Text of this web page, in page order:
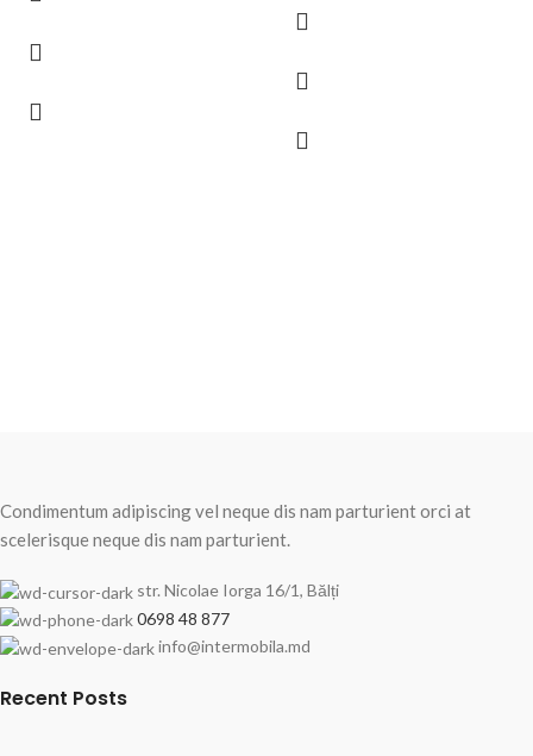
Condimentum adipiscing vel neque dis nam parturient orci at
scelerisque neque dis nam parturient.
str. Nicolae Iorga 16/1, Bălți
0698 48 877
info@intermobila.md
Recent Posts